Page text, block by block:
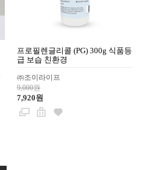
프로필렌글리콜 (PG) 300g 식품등
급 보습 친환경
㈜조이라이프
9,000원
7,920원